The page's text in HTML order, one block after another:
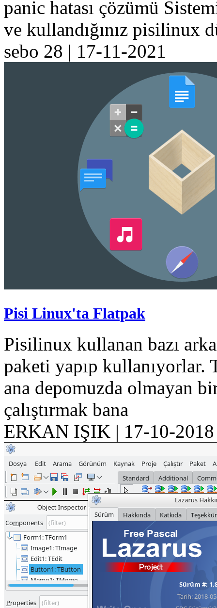
panic hatası çözümü
ve kullandığınız pisilinux
sebo 28 | 17-11-2021
Pisi Linux'ta Flatpak
Pisilinux kullanan bazı
paketi yapıp
ana depomuzda olmayan
çalıştırmak bana
ERKAN IŞIK | 17-10-2018